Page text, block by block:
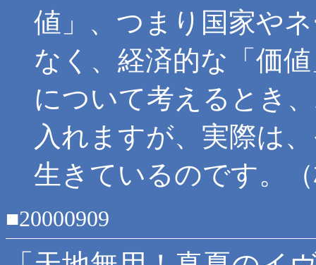
値」、つまり国家や
なく、経済的な「価
について考えるとき
入れますが、実際は
生きているのです。
■20000909